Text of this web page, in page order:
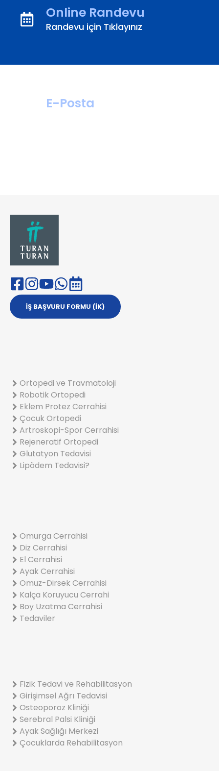
Online Randevu
Randevu için Tıklayınız
E-Posta
İŞ BAŞVURU FORMU (İK)
Ortopedi ve Travmatoloji
Robotik Ortopedi
Eklem Protez Cerrahisi
Çocuk Ortopedi
Artroskopi-Spor Cerrahisi
Rejeneratif Ortopedi
Glutatyon Tedavisi
Lipödem Tedavisi?
Omurga Cerrahisi
Diz Cerrahisi
El Cerrahisi
Ayak Cerrahisi
Omuz-Dirsek Cerrahisi
Kalça Koruyucu Cerrahi
Boy Uzatma Cerrahisi
Tedaviler
Fizik Tedavi ve Rehabilitasyon
Girişimsel Ağrı Tedavisi
Osteoporoz Kliniği
Serebral Palsi Kliniği
Ayak Sağlığı Merkezi
Çocuklarda Rehabilitasyon